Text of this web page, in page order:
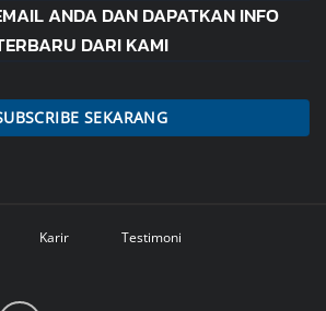
ANDA DAN DAPATKAN INFO
DARI KAMI
SEKARANG
Karir Testimoni